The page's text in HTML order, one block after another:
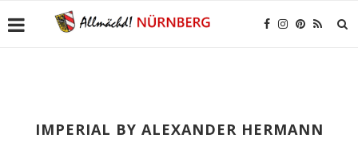
IMPERIAL BY ALEXANDER HERMANN